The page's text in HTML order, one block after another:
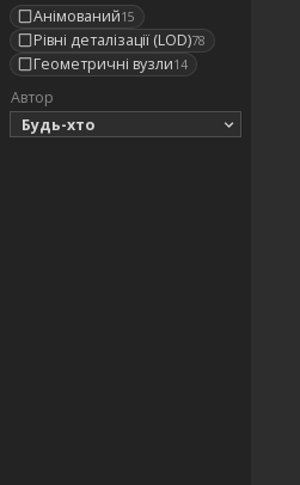
Анімований15
Рівні деталізації (LOD)78
Геометричні вузли14
Автор
Будь-хто